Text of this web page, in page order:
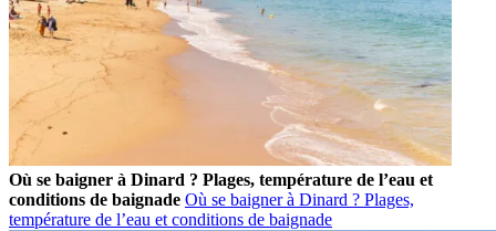
Où se baigner à Dinard ? Plages, température de l’eau et
conditions de baignade Où se baigner à Dinard ? Plages,
température de l’eau et conditions de baignade